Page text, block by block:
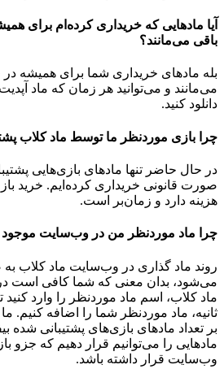
آیا مادهایی که خریداری کرده‌ام برای
باقی می‌مانند؟
بله مادهای خریداری شما برای همیشه
می‌مانند و می‌توانید هر زمان که ماد
دانلود کنید.
چرا بازی موردنظر ما توسط ماد کلاب
در حال حاضر تنها مادهای بازی‌هایی
صورت قانونی خریداری کرده‌ایم. خرید
هزینه دارد و زمان‌بر است.
چرا ماد موردنظر من در وب‌سایت
روند ماد گذاری در وب‌سایت ماد کلاب
می‌شود، بدان معنی که شما کافی است
ماد کلاب، اسم ماد موردنظر را وارد
ثانیه، ماد موردنظر شما را اضافه کنیم.
بر تعداد مادهای بازی‌های پشتیبانی شده
مادهایی را می‌توانیم قرار دهیم که جزو
وب‌سایت قرار داشته باشد.